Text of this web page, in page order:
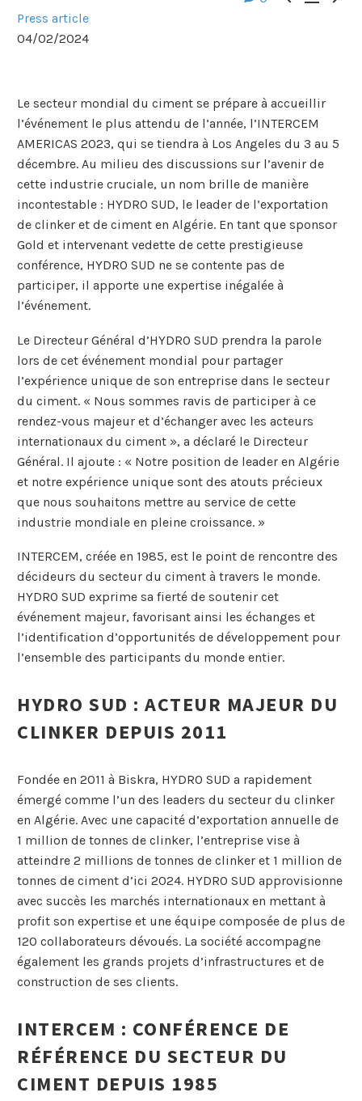
Press article
04/02/2024
Le secteur mondial du ciment se prépare à accueillir
l’événement le plus attendu de l’année, l’INTERCEM
AMERICAS 2023, qui se tiendra à Los Angeles du 3 au 5
décembre. Au milieu des discussions sur l’avenir de
cette industrie cruciale, un nom brille de manière
incontestable : HYDRO SUD, le leader de l’exportation
de clinker et de ciment en Algérie. En tant que sponsor
Gold et intervenant vedette de cette prestigieuse
conférence, HYDRO SUD ne se contente pas de
participer, il apporte une expertise inégalée à
l’événement.
Le Directeur Général d’HYDRO SUD prendra la parole
lors de cet événement mondial pour partager
l’expérience unique de son entreprise dans le secteur
du ciment. « Nous sommes ravis de participer à ce
rendez-vous majeur et d’échanger avec les acteurs
internationaux du ciment », a déclaré le Directeur
Général. Il ajoute : « Notre position de leader en Algérie
et notre expérience unique sont des atouts précieux
que nous souhaitons mettre au service de cette
industrie mondiale en pleine croissance. »
INTERCEM, créée en 1985, est le point de rencontre des
décideurs du secteur du ciment à travers le monde.
HYDRO SUD exprime sa fierté de soutenir cet
événement majeur, favorisant ainsi les échanges et
l’identification d’opportunités de développement pour
l’ensemble des participants du monde entier.
HYDRO SUD : ACTEUR MAJEUR DU
CLINKER DEPUIS 2011
Fondée en 2011 à Biskra, HYDRO SUD a rapidement
émergé comme l’un des leaders du secteur du clinker
en Algérie. Avec une capacité d’exportation annuelle de
1 million de tonnes de clinker, l’entreprise vise à
atteindre 2 millions de tonnes de clinker et 1 million de
tonnes de ciment d’ici 2024. HYDRO SUD approvisionne
avec succès les marchés internationaux en mettant à
profit son expertise et une équipe composée de plus de
120 collaborateurs dévoués. La société accompagne
également les grands projets d’infrastructures et de
construction de ses clients.
INTERCEM : CONFÉRENCE DE
RÉFÉRENCE DU SECTEUR DU
CIMENT DEPUIS 1985